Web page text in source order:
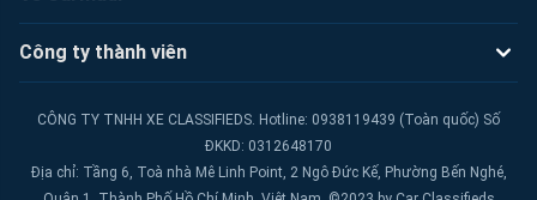
Công ty thành viên
CÔNG TY TNHH XE CLASSIFIEDS. Hotline: 0938119439 (Toàn quốc) Số
ĐKKD: 0312648170
Địa chỉ: Tầng 6, Toà nhà Mê Linh Point, 2 Ngô Đức Kế, Phường Bến Nghé,